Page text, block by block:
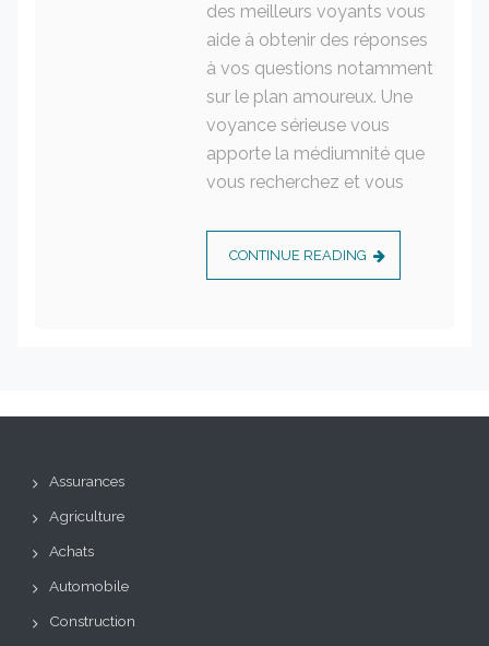
des meilleurs voyants vous
aide à obtenir des réponses
à vos questions notamment
sur le plan amoureux. Une
voyance sérieuse vous
apporte la médiumnité que
vous recherchez et vous
CONTINUE READING
Assurances
Agriculture
Achats
Automobile
Construction